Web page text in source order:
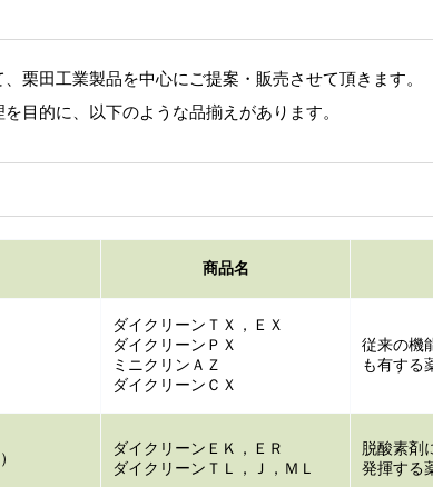
栗田工業製品を中心にご提案・販売させて頂きます。
目的に、以下のような品揃えがあります。
商品名
ダイクリーンＴＸ，ＥＸ
ダイクリーンＰＸ
ミニクリンＡＺ
ダイクリーンＣＸ
従来の機
も有する
ダイクリーンＥＫ，ＥＲ
ダイクリーンＴＬ，Ｊ，ＭＬ
脱酸素剤
発揮する